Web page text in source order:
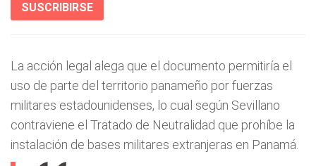
SUSCRIBIRSE
La acción legal alega que el documento permitiría el
uso de parte del territorio panameño por fuerzas
militares estadounidenses, lo cual según Sevillano
contraviene el Tratado de Neutralidad que prohíbe la
instalación de bases militares extranjeras en Panamá.